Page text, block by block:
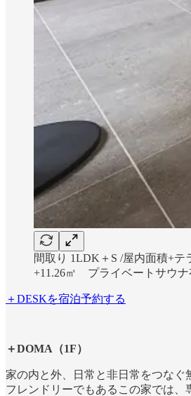
間取り 1LDK＋S /屋内面積+テ
+11.26㎡ プライベートサウナ
＋DESKを宿泊予約する
＋DOMA（1F）
家の内と外、日常と非日常をつなぐ
フレンドリーでもあるこの家では、